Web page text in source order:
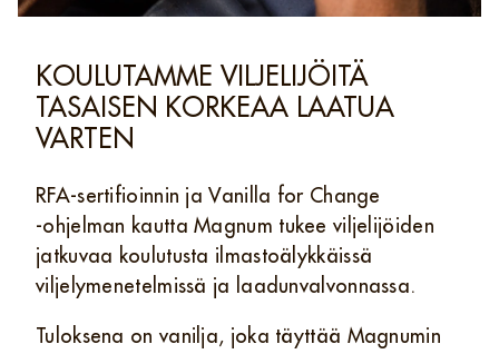
KOULUTAMME VILJELIJÖITÄ
TASAISEN KORKEAA LAATUA
VARTEN
RFA‑sertifioinnin ja Vanilla for Change
‑ohjelman kautta Magnum tukee viljelijöiden
jatkuvaa koulutusta ilmastoälykkäissä
viljelymenetelmissä ja laadunvalvonnassa.
Tuloksena on vanilja, joka täyttää Magnumin